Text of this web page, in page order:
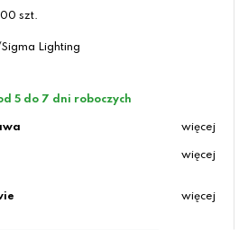
100 szt.
Lighting
5 do 7 dni roboczych
więcej
więcej
więcej